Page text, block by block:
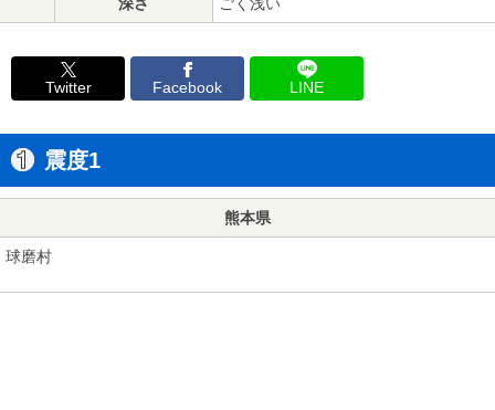
Twitter Facebook LINE
震度1
熊本県
球磨村